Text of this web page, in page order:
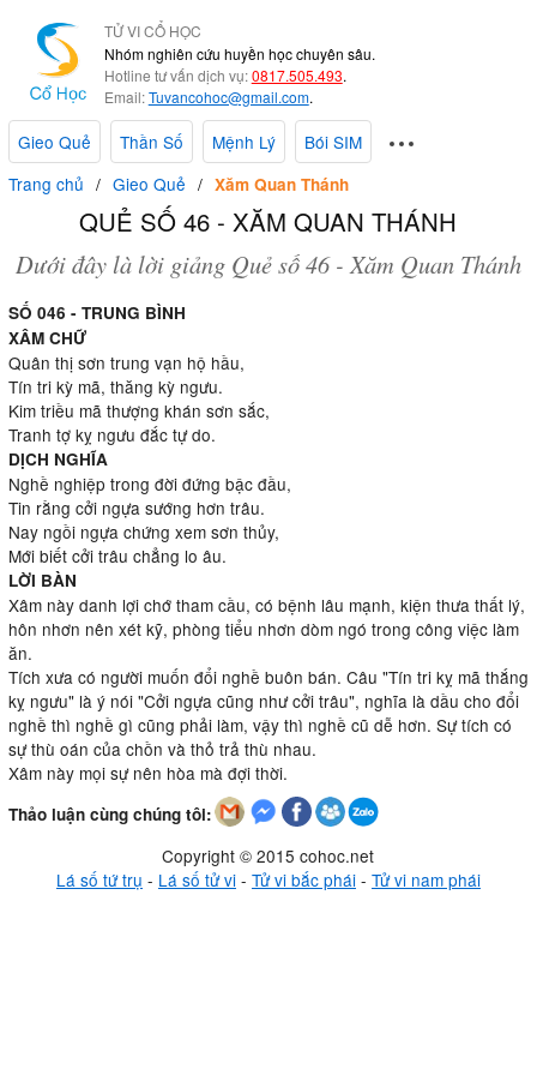
TỬ VI CỔ HỌC
Nhóm nghiên cứu huyền học chuyên sâu.
Hotline tư vấn dịch vụ:0817.505.493.
Email:Tuvancohoc@gmail.com.
Gieo Quẻ Thần Số Mệnh Lý
Bói SIM
Trang chủ
Gieo Quẻ Xăm Quan Thánh
QUẺ SỐ 46 - XĂM QUAN THÁNH
Dưới đây là lời giảng Quẻ số 46 - Xăm Quan Thánh
SỐ 046 - TRUNG BÌNH
XÂM CHỮ
Quân thị sơn trung vạn hộ hầu,
Tín tri kỳ mã, thăng kỳ ngưu.
Kim triều mã thượng khán sơn sắc,
Tranh tợ kỵ ngưu đắc tự do.
DỊCH NGHĨA
Nghề nghiệp trong đời đứng bậc đầu,
Tin rằng cởi ngựa sướng hơn trâu.
Nay ngồi ngựa chứng xem sơn thủy,
Mới biết cởi trâu chẳng lo âu.
LỜI BÀN
Xâm này danh lợi chớ tham cầu, có bệnh lâu mạnh, kiện thưa thất lý,
hôn nhơn nên xét kỹ, phòng tiểu nhơn dòm ngó trong công việc làm
ăn.
Tích xưa có người muốn đổi nghề buôn bán. Câu "Tín tri kỵ mã thắng
kỵ ngưu" là ý nói "Cởi ngựa cũng như cởi trâu", nghĩa là dầu cho đổi
nghề thì nghề gì cũng phải làm, vậy thì nghề cũ dễ hơn. Sự tích có
sự thù oán của chồn và thỏ trả thù nhau.
Xâm này mọi sự nên hòa mà đợi thời.
Thảo luận cùng chúng tôi:
Copyright © 2015 cohoc.net
Lá số tứ trụ - Lá số tử vi- Tử vi bắc phái- Tử vi nam phái